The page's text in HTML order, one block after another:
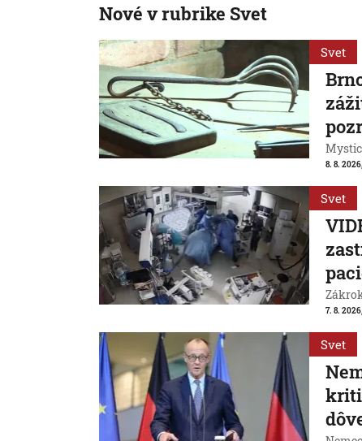
Nové v rubrike Svet
Svet
8. 8.
Svet
7. 8.
Svet